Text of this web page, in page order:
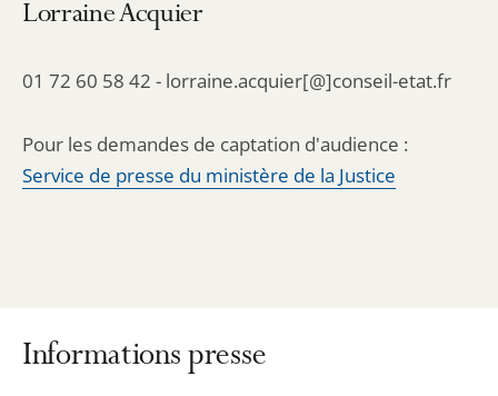
Lorraine Acquier
01 72 60 58 42 - lorraine.acquier[@]conseil-etat.fr
Pour les demandes de captation d'audience :
Service de presse du ministère de la Justice
Informations presse